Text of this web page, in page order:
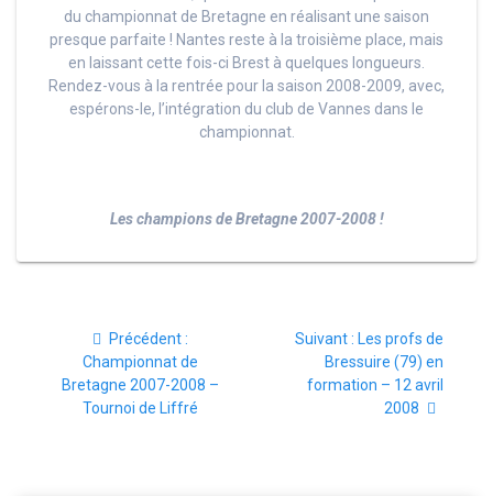
du championnat de Bretagne en réalisant une saison
presque parfaite ! Nantes reste à la troisième place, mais
en laissant cette fois-ci Brest à quelques longueurs.
Rendez-vous à la rentrée pour la saison 2008-2009, avec,
espérons-le, l’intégration du club de Vannes dans le
championnat.
Les champions de Bretagne 2007-2008 !
l’article
Précédent :Article
précédent
:
Championnat de
Bretagne 2007-2008 –
Tournoi de Liffré
Suivant : Article
suivant
:
Les profs de
Bressuire (79) en
formation – 12 avril
2008